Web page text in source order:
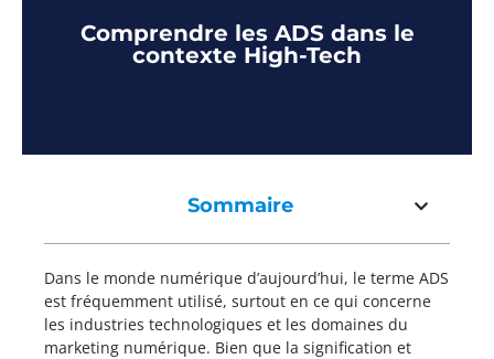
Comprendre les ADS dans le
contexte High-Tech
Sommaire
Dans le monde numérique d’aujourd’hui, le terme ADS
est fréquemment utilisé, surtout en ce qui concerne
les industries technologiques et les domaines du
marketing numérique. Bien que la signification et